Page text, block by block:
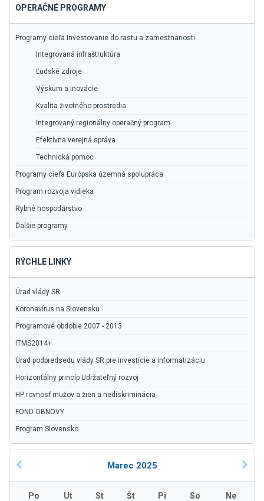
OPERAČNÉ PROGRAMY
Programy cieľa Investovanie do rastu a zamestnanosti
Integrovaná infraštruktúra
Ľudské zdroje
Výskum a inovácie
Kvalita životného prostredia
Integrovaný regionálny operačný program
Efektívna verejná správa
Technická pomoc
Programy cieľa Európska územná spolupráca
Program rozvoja vidieka
Rybné hospodárstvo
Ďalšie programy
RÝCHLE LINKY
Úrad vlády SR
Koronavírus na Slovensku
Programové obdobie 2007 - 2013
ITMS2014+
Úrad podpredsedu vlády SR pre investície a informatizáciu
Horizontálny princíp Udržateľný rozvoj
HP rovnosť mužov a žien a nediskriminácia
FOND OBNOVY
Program Slovensko
Marec 2025
Po Ut St Št Pi So
Ne